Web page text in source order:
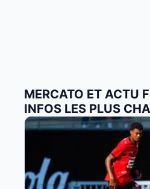
MERCATO ET ACTU
INFOS LES PLUS